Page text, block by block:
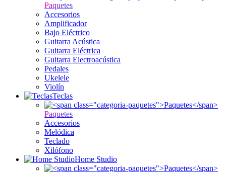
Paquetes
Accesorios
Amplificador
Bajo Eléctrico
Guitarra Acústica
Guitarra Eléctrica
Guitarra Electroacústica
Pedales
Ukelele
Violín
Teclas
Paquetes
Accesorios
Melódica
Teclado
Xilófono
Home Studio